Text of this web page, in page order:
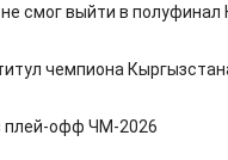
смог выйти в полуфинал
чемпиона
плей-офф ЧМ-2026